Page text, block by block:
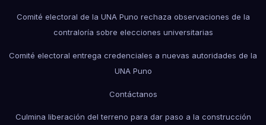
Comité electoral de la UNA Puno rechaza observaciones de la
contraloría sobre elecciones universitarias
Comité electoral entrega credenciales a nuevas autoridades de la
UNA Puno
Contáctanos
Culmina liberación del terreno para dar paso a la construcción